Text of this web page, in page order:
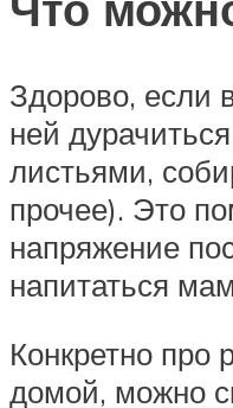
Здорово, если
ней
листьями,
прочее). Это
напряжение
напитаться
Конкретно про
домой, можно